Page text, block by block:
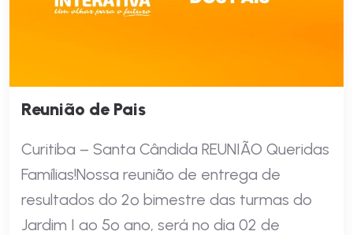
Reunião de Pais
Curitiba – Santa Cândida REUNIÃO Queridas
Famílias!Nossa reunião de entrega de
resultados do 2º bimestre das turmas do
Jardim I ao 5º ano, será no dia 02 de